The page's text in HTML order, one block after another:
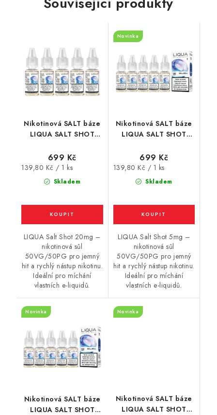
Nikotinová SALT báze
LIQUA SALT SHOT
/ 20mg
Skladem
699 Kč
Měrná
139,80 Kč / 1 ks
LIQUA Salt Shot 20mg –
nikotinová sůl
50VG/50PG pro jemný
hit a rychlý nástup nikotinu.
Ideální pro míchání
vlastních e-liquidů.
Nikotinová SALT báze
LIQUA SALT SHOT
/ 5mg
Novinka
Skladem
699 Kč
Měrná
139,80 Kč / 1 ks
LIQUA Salt Shot 5mg –
nikotinová sůl
50VG/50PG pro jemný
hit a rychlý nástup nikotinu.
Ideální pro míchání
vlastních e-liquidů.
Nikotinová SALT báze
LIQUA SALT SHOT
Novinka
Nikotinová SALT báze
LIQUA SALT SHOT
Novinka